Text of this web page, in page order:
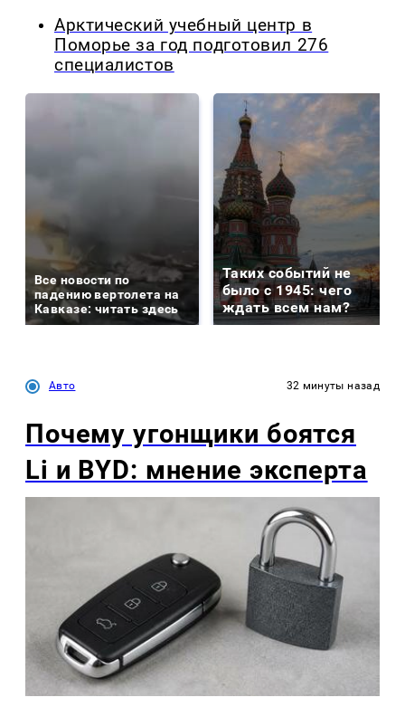
Арктический учебный центр в
Поморье за год подготовил 276
специалистов
Все новости по
падению вертолета на
Кавказе: читать здесь
Таких событий не
было с 1945: чего
ждать всем нам?
Авто 32 минуты назад
Почему угонщики боятся
Li и BYD: мнение эксперта